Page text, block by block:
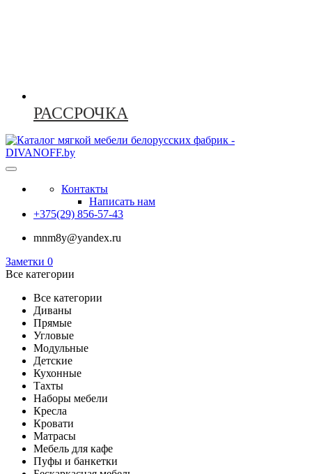
РАССРОЧКА
Контакты
Написать нам
+375(29) 856-57-43
mnm8y@yandex.ru
Заметки 0
Все категории
Все категории
Диваны
Прямые
Угловые
Модульные
Детские
Кухонные
Тахты
Наборы мебели
Кресла
Кровати
Матрасы
Мебель для кафе
Пуфы и банкетки